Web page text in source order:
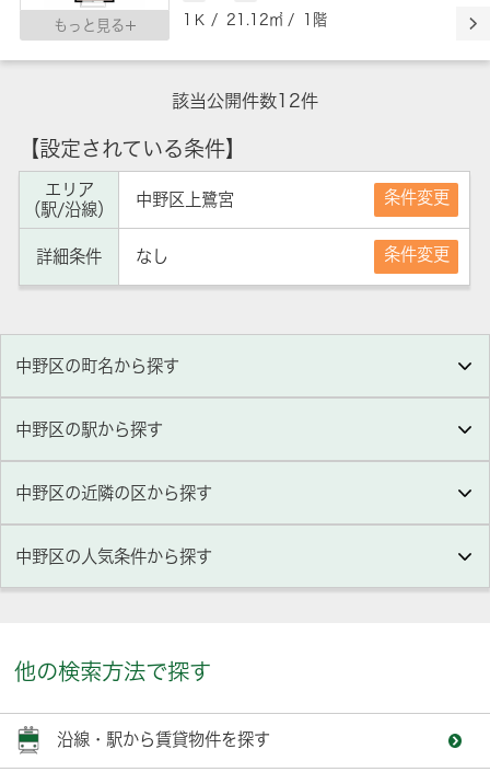
もっと見る 1Ｋ / 21.12㎡ / 1階
該当公開件数12件
【設定されている条件】
エリア
（駅/沿線）
中野区上鷺宮 条件変更
詳細条件 なし 条件変更
中野区の町名から探す
中野区の駅から探す
中野区の近隣の区から探す
中野区の人気条件から探す
他の検索方法で探す
沿線・駅から賃貸物件を探す